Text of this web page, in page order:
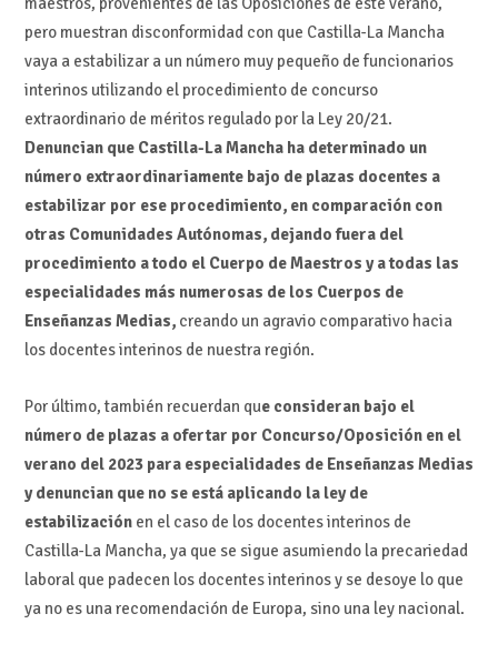
pero muestran disconformidad con que Castilla-La Mancha
vaya a estabilizar a un número muy pequeño de funcionarios
interinos utilizando el procedimiento de concurso
extraordinario de méritos regulado por la Ley 20/21.
Denuncian que Castilla-La Mancha ha determinado un
número extraordinariamente bajo de plazas docentes a
estabilizar por ese procedimiento, en comparación con
otras Comunidades Autónomas, dejando fuera del
procedimiento a todo el Cuerpo de Maestros y a todas las
especialidades más numerosas de los Cuerpos de
Enseñanzas Medias,creando un agravio comparativo hacia
los docentes interinos de nuestra región.
Por último, también recuerdan que consideran bajo el
número de plazas a ofertar por Concurso/Oposición en el
verano del 2023 para especialidades de Enseñanzas Medias
y denuncian que no se está aplicando la ley de
estabilizaciónen el caso de los docentes interinos de
Castilla-La Mancha, ya que se sigue asumiendo la precariedad
laboral que padecen los docentes interinos y se desoye lo que
ya no es una recomendación de Europa, sino una ley nacional.